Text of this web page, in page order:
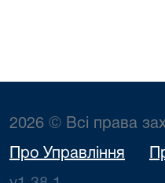
2026 © Всі права
Про Управління